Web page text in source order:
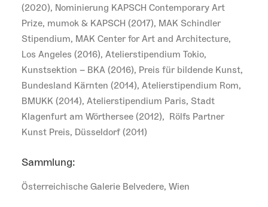
(2020), Nominierung KAPSCH Contemporary Art
Prize, mumok & KAPSCH (2017), MAK Schindler
Stipendium, MAK Center for Art and Architecture,
Los Angeles (2016), Atelierstipendium Tokio,
Kunstsektion – BKA (2016), Preis für bildende Kunst,
Bundesland Kärnten (2014), Atelierstipendium Rom,
BMUKK (2014), Atelierstipendium Paris, Stadt
Klagenfurt am Wörthersee (2012), Rölfs Partner
Kunst Preis, Düsseldorf (2011)
Sammlung:
Österreichische Galerie Belvedere, Wien